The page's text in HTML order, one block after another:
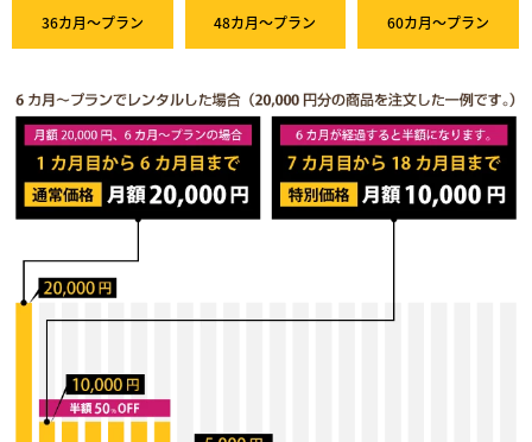
36カ月～プラン 48カ月～プラン 60カ月～プラン